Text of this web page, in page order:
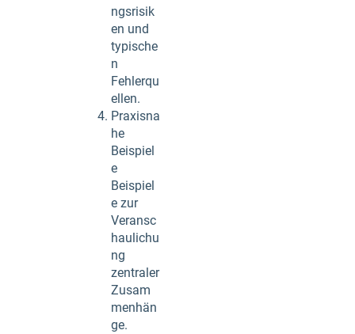
ngsrisik
en und
typische
n
Fehlerqu
ellen.
Praxisna
he
Beispiel
e
Beispiel
e zur
Veransc
haulichu
ng
zentraler
Zusam
menhän
ge.